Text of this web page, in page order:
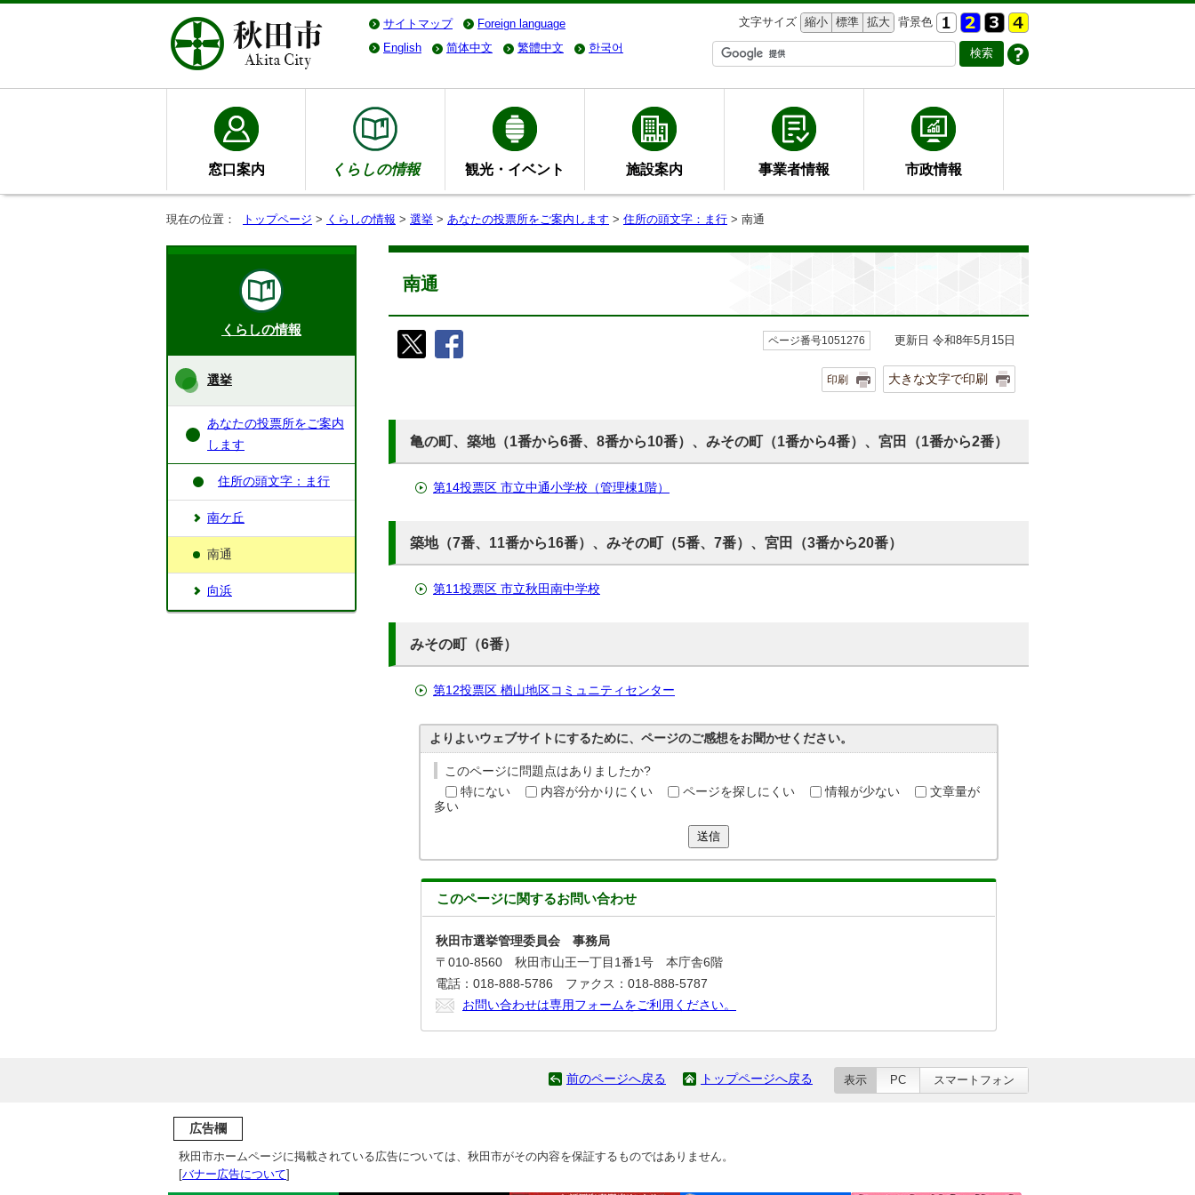
サイトマップ Foreign language 文字サイズ 縮小 標準 拡大 背景色
English
简体中文 繁體中文 한국어
窓口案内 くらしの情報 観光・イベント 施設案内 事業者情報 市政情報
現在の位置： トップページ > くらしの情報 > 選挙 > あなたの投票所をご案内します > 住所の頭文字：ま行 > 南通
南通
ページ番号1051276 更新日 令和8年5月15日
印刷 大きな文字で印刷
亀の町、築地（1番から6番、8番から10番）、みその町（1番から4番）、宮田（1番から2番）
第14投票区 市立中通小学校（管理棟1階）
築地（7番、11番から16番）、みその町（5番、7番）、宮田（3番から20番）
第11投票区 市立秋田南中学校
みその町（6番）
第12投票区 楢山地区コミュニティセンター
よりよいウェブサイトにするために、ページのご感想をお聞かせください。
このページに問題点はありましたか?
特にない
内容が分かりにくい ページを探しにくい 情報が少ない
文章量が
多い
送信
このページに関するお問い合わせ
秋田市選挙管理委員会 事務局
〒010-8560 秋田市山王一丁目1番1号 本庁舎6階
電話：018-888-5786 ファクス：018-888-5787
お問い合わせは専用フォームをご利用ください。
くらしの情報
選挙
あなたの投票所をご案内
します
住所の頭文字：ま行
南ケ丘
南通
向浜
前のページへ戻る トップページへ戻る 表示 PC スマートフォン
広告欄
秋田市ホームページに掲載されている広告については、秋田市がその内容を保証するものではありません。
[バナー広告について]